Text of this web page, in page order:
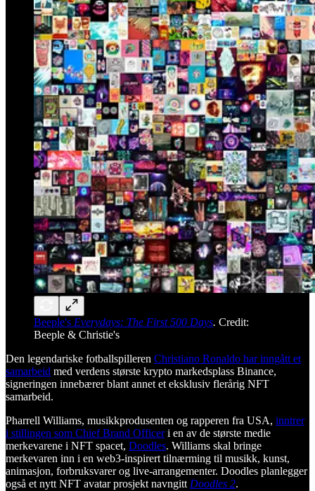
Beeple's Everydays: The First 500 Days. Credit:
Beeple & Christie's
Den legendariske fotballspilleren Christiano Ronaldo har inngått et
samarbeid med verdens største krypto markedsplass Binance,
signeringen innebærer blant annet et eksklusiv flerårig NFT
samarbeid.
Pharrell Williams, musikkprodusenten og rapperen fra USA, inntrer
i stillingen som Chief Brand Officeri en av de største medie
merkevarene i NFT spacet, Doodles. Williams skal bringe
merkevaren inn i en web3-inspirert tilnærming til musikk, kunst,
animasjon, forbruksvarer og live-arrangementer. Doodles planlegger
også et nytt NFT avatar prosjekt navngitt Doodles 2.